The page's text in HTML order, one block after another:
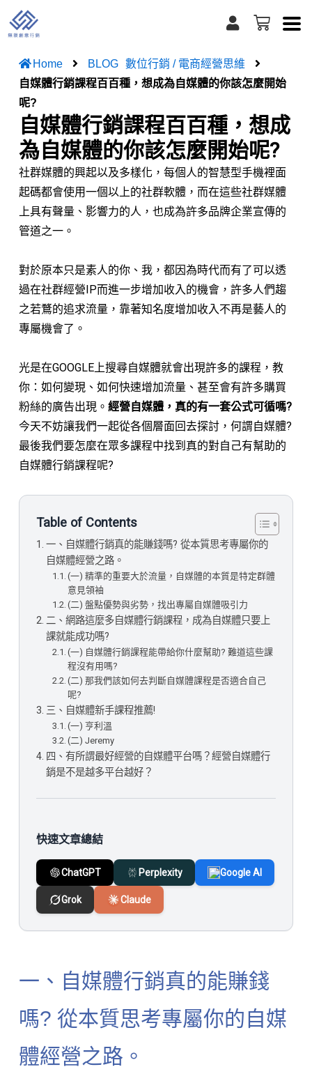
U
s
r
購
物
Home BLOG 數位行銷 / 電商經營思維
自媒體行銷課程百百種，想成為自媒體的你該怎麼開始
呢?
自媒體行銷課程百百種，想成
為自媒體的你該怎麼開始呢?
社群媒體的興起以及多樣化，每個人的智慧型手機裡面
起碼都會使用一個以上的社群軟體，而在這些社群媒體
上具有聲量、影響力的人，也成為許多品牌企業宣傳的
管道之一。
對於原本只是素人的你、我，都因為時代而有了可以透
過在社群經營IP而進一步增加收入的機會，許多人們趨
之若鶩的追求流量，靠著知名度增加收入不再是藝人的
專屬機會了。
光是在GOOGLE上搜尋自媒體就會出現許多的課程，教
你：如何變現、如何快速增加流量、甚至會有許多購買
粉絲的廣告出現。 經營自媒體，真的有一套公式可循嗎?
今天不妨讓我們一起從各個層面回去探討，何謂自媒體?
最後我們要怎麼在眾多課程中找到真的對自己有幫助的
自媒體行銷課程呢?
Table of Contents
一、自媒體行銷真的能賺錢嗎? 從本質思考專屬你的
自媒體經營之路。
(一) 精準的重要大於流量，自媒體的本質是特定群體
意見領袖
(二) 盤點優勢與劣勢，找出專屬自媒體吸引力
二、網路這麼多自媒體行銷課程，成為自媒體只要上
課就能成功嗎?
(一) 自媒體行銷課程能帶給你什麼幫助? 難道這些課
程沒有用嗎?
(二) 那我們該如何去判斷自媒體課程是否適合自己
呢?
三、自媒體新手課程推薦!
(一) 亨利溫
(二) Jeremy
四、有所謂最好經營的自媒體平台嗎？經營自媒體行
銷是不是越多平台越好？
快速文章總結
ChatGPT Perplexity Google AI
Grok Claude
一、自媒體行銷真的能賺錢
嗎? 從本質思考專屬你的自媒
體經營之路。